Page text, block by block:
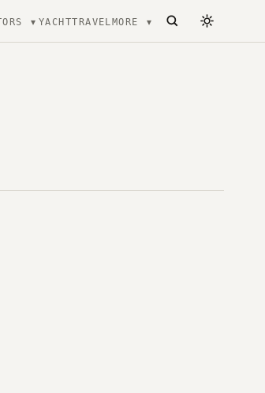
et Luxe
YACHTTRAVELMORE